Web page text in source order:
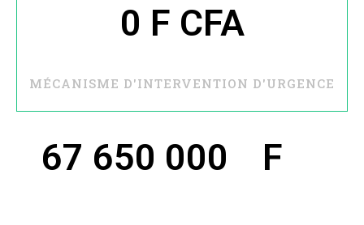
MÉCANISME D'INTERVENTION D'URGENCE
0 F CFA
67 650 000